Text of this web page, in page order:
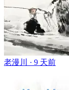
老漫川 · 9 天前